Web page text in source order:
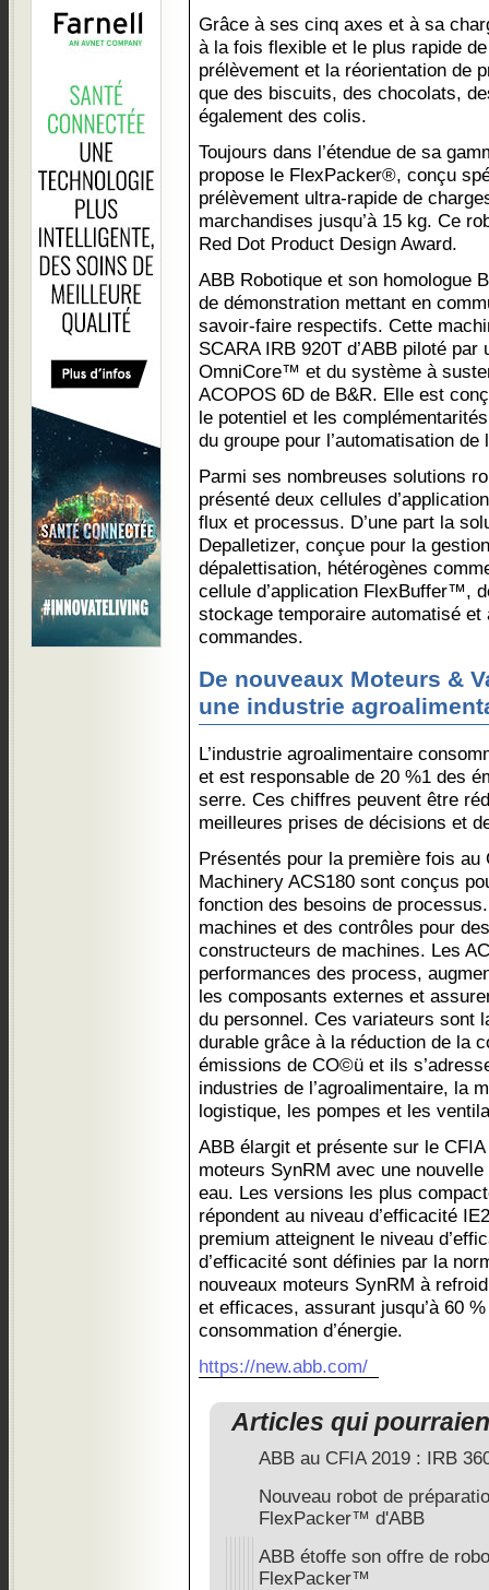
Grâce à ses cinq axes et à sa
à la fois flexible et le plus rapide
prélèvement et la réorientation de
que des biscuits, des chocolats,
également des colis.
Toujours dans l’étendue de sa
propose le FlexPacker®, conçu
prélèvement ultra-rapide de
marchandises jusqu’à 15 kg. Ce
Red Dot Product Design Award.
ABB Robotique et son homologue
de démonstration mettant en
savoir-faire respectifs. Cette
SCARA IRB 920T d’ABB piloté par
OmniCore™ et du système à
ACOPOS 6D de B&R. Elle est
le potentiel et les
du groupe pour l’automatisation de
Parmi ses nombreuses solutions
présenté deux cellules
flux et processus. D’une part la
Depalletizer, conçue pour la
dépalettisation, hétérogènes
cellule d’application FlexBuffer™,
stockage temporaire automatisé et
commandes.
De nouveaux Moteurs &
une industrie
L’industrie agroalimentaire
et est responsable de 20 %1 des
serre. Ces chiffres peuvent être
meilleures prises de décisions et
Présentés pour la première fois
Machinery ACS180 sont conçus
fonction des besoins de
machines et des contrôles pour
constructeurs de machines. Les
performances des process,
les composants externes et
du personnel. Ces variateurs sont
durable grâce à la réduction de la
émissions de CO©ü et ils
industries de l’agroalimentaire, la
logistique, les pompes et les
ABB élargit et présente sur le
moteurs SynRM avec une
eau. Les versions les plus
répondent au niveau d’efficacité
premium atteignent le niveau
d’efficacité sont définies par la
nouveaux moteurs SynRM à
et efficaces, assurant jusqu’à 60
consommation d’énergie.
https://new.abb.com/
Articles qui
ABB au CFIA 2019 : IRB
Nouveau robot de
FlexPacker™ d'ABB
ABB étoffe son offre de
FlexPacker™